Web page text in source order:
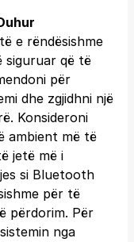
e rëndësishme
siguruar që të
për
dhe zgjidhni një
Konsideroni
ambient më të
jetë më i
si Bluetooth
për të
përdorim. Për
nga